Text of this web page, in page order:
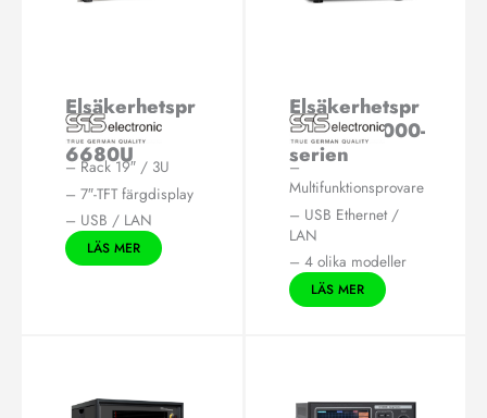
Elsäkerhetspr
ovare KT
6680U
– Rack 19″ / 3U
– 7″-TFT färgdisplay
– USB / LAN
LÄS MER
Elsäkerhetspr
ovare S 6000-
serien
–
Multifunktionsprovare
– USB Ethernet /
LAN
– 4 olika modeller
LÄS MER